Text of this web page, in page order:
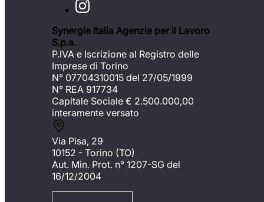
Synergie Italia Agenzia per il Lavoro
S.p.a.
P.IVA e Iscrizione al Registro delle
Imprese di Torino
N° 07704310015 del 27/05/1999
N° REA 917734
Capitale Sociale € 2.500.000,00
interamente versato
Via Pisa, 29
10152 - Torino (TO)
Aut. Min. Prot. n° 1207-SG del
16/12/2004